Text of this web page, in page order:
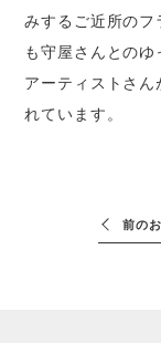
みするご近所のフ
も守屋さんとの
アーティストさん
れています。
前の